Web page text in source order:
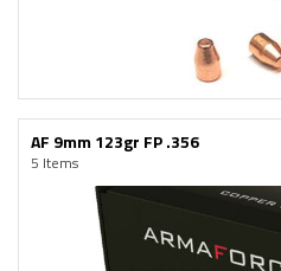
AF 9mm 123gr FP .356
5 Items